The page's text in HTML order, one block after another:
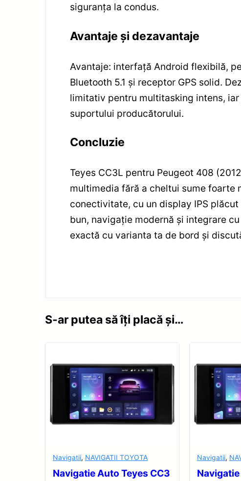
siguranța la condus.
Avantaje și dezavantaje
Avantaje: interfață Android flexibilă,
Bluetooth 5.1 și receptor GPS solid.
limitativ pentru multitasking intens,
suportului producătorului.
Concluzie
Teyes CC3L pentru Peugeot 408
multimedia fără a cheltui sume
conectivitate, cu un display IPS
bun, navigație modernă și integrare
exactă cu varianta ta de bord și
S-ar putea să îți placă și…
Navigatii, NAVIGATII TOYOTA
Navigatie Auto Teyes CC3
Navigatii,